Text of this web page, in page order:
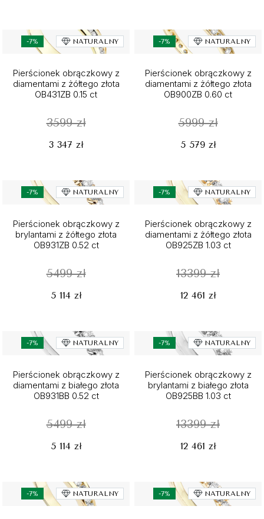
-7% NATURALNY
Pierścionek obrączkowy z
diamentami z żółtego złota
OB431ZB 0.15 ct
3599 zł
3 347 zł
-7% NATURALNY
Pierścionek obrączkowy z
diamentami z żółtego złota
OB900ZB 0.60 ct
5999 zł
5 579 zł
-7% NATURALNY
Pierścionek obrączkowy z
brylantami z żółtego złota
OB931ZB 0.52 ct
5499 zł
5 114 zł
-7% NATURALNY
Pierścionek obrączkowy z
diamentami z żółtego złota
OB925ZB 1.03 ct
13399 zł
12 461 zł
-7% NATURALNY
Pierścionek obrączkowy z
diamentami z białego złota
OB931BB 0.52 ct
5499 zł
5 114 zł
-7% NATURALNY
Pierścionek obrączkowy z
brylantami z białego złota
OB925BB 1.03 ct
13399 zł
12 461 zł
-7% NATURALNY -7% NATURALNY